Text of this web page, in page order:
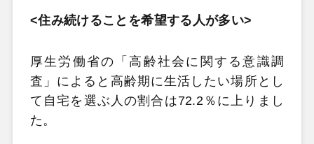
<住み続けることを希望する人が多い>
厚生労働省の「高齢社会に関する意識調
査」によると高齢期に生活したい場所とし
て自宅を選ぶ人の割合は72.2％に上りまし
た。